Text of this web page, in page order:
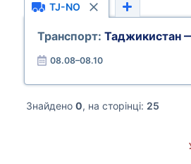
TJ-NO
Транспорт: Таджикистан
08.08–08.10
Знайдено 0, на сторінці: 25